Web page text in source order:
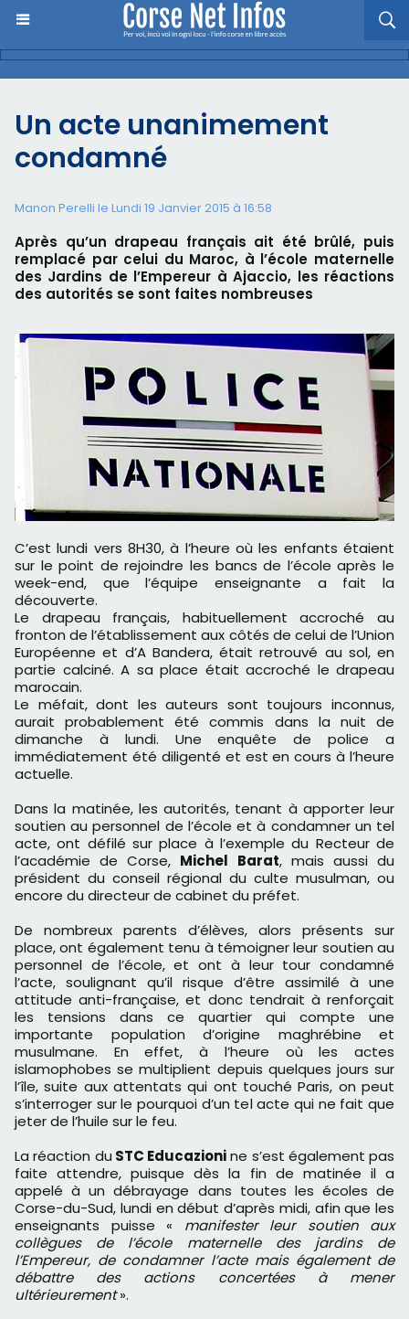
Un acte unanimement
condamné
Manon Perelli le Lundi 19 Janvier 2015 à 16:58
Après qu’un drapeau français ait été brûlé, puis
remplacé par celui du Maroc, à l’école maternelle
des Jardins de l’Empereur à Ajaccio, les réactions
des autorités se sont faites nombreuses
C’est lundi vers 8H30, à l’heure où les enfants étaient
sur le point de rejoindre les bancs de l’école après le
week-end, que l’équipe enseignante a fait la
découverte.
Le drapeau français, habituellement accroché au
fronton de l’établissement aux côtés de celui de l’Union
Européenne et d’A Bandera, était retrouvé au sol, en
partie calciné. A sa place était accroché le drapeau
marocain.
Le méfait, dont les auteurs sont toujours inconnus,
aurait probablement été commis dans la nuit de
dimanche à lundi. Une enquête de police a
immédiatement été diligenté et est en cours à l’heure
actuelle.
Dans la matinée, les autorités, tenant à apporter leur
soutien au personnel de l’école et à condamner un tel
acte, ont défilé sur place à l’exemple du Recteur de
l’académie de Corse, Michel Barat, mais aussi du
président du conseil régional du culte musulman, ou
encore du directeur de cabinet du préfet.
De nombreux parents d’élèves, alors présents sur
place, ont également tenu à témoigner leur soutien au
personnel de l’école, et ont à leur tour condamné
l’acte, soulignant qu’il risque d’être assimilé à une
attitude anti-française, et donc tendrait à renforçait
les tensions dans ce quartier qui compte une
importante population d’origine maghrébine et
musulmane. En effet, à l’heure où les actes
islamophobes se multiplient depuis quelques jours sur
l’île, suite aux attentats qui ont touché Paris, on peut
s’interroger sur le pourquoi d’un tel acte qui ne fait que
jeter de l’huile sur le feu.
La réaction du STC Educazionine s’est également pas
faite attendre, puisque dès la fin de matinée il a
appelé à un débrayage dans toutes les écoles de
Corse-du-Sud, lundi en début d’après midi, afin que les
enseignants puisse « manifester leur soutien aux
collègues de l’école maternelle des jardins de
l’Empereur, de condamner l’acte mais également de
débattre des actions concertées à mener
ultérieurement».